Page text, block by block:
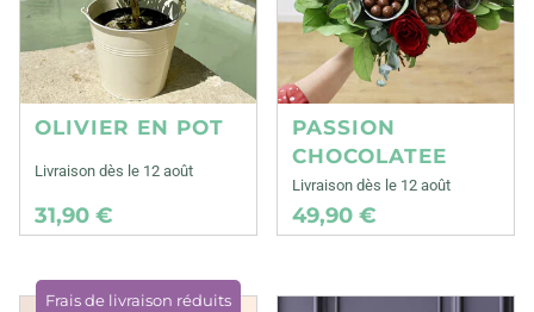
OLIVIER EN POT
Livraison dès le 12 août
31,90 €
PASSION
CHOCOLATEE
Livraison dès le 12 août
49,90 €
Frais de livraison réduits